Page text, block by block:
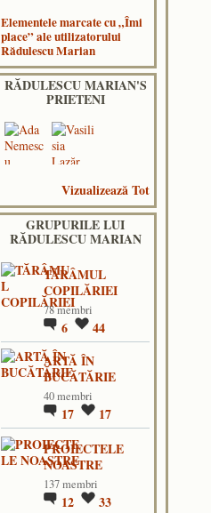
Elementele marcate cu „Îmi
place” ale utilizatorului
Rădulescu Marian
RĂDULESCU MARIAN'S
PRIETENI
Vizualizează Tot
GRUPURILE LUI
RĂDULESCU MARIAN
TĂRÂMUL
COPILĂRIEI
78 membri
6
44
ARTĂ ÎN
BUCĂTĂRIE
40 membri
17
17
PROIECTELE
NOASTRE
137 membri
12 33